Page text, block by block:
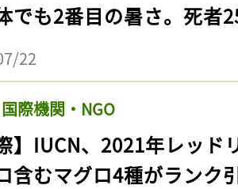
でも2番目の暑さ。死者
22
際機関・NGO
】IUCN、2021年レッ
含むマグロ4種がランク